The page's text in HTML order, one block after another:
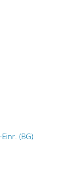
(BG)